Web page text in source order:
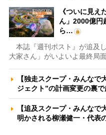
《ついに見え
ん」2000億円
ら…
本誌『週刊ポスト』が追及
大家さん」がいよいよ最終局
【独走スクープ・みんなで
ジェクト”の計画変更の裏
【追及スクープ・みんな
明かされる柳瀬健一・代表